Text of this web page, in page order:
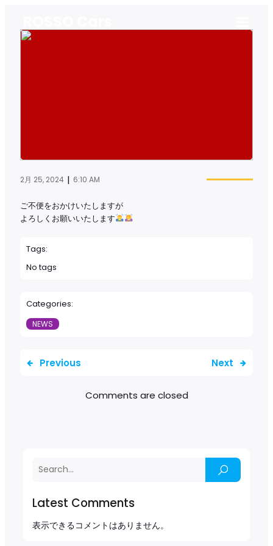
Latest Comments
表示できるコメントはありません。
2月 25, 2024 | 6:10 AM
ご不便をおかけいたしますが
よろしくお願いいたします
Tags:
No tags
Categories:
NEWS
Previous Next
Comments are closed